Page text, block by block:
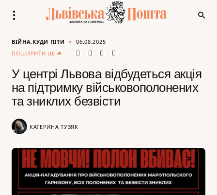
ВІЙНА КУДИ ПІТИ
06.08.2025
ПОШИРИТИ ЦЕ
У центрі Львова відбудеться акція
на підтримку військовополонених
та зниклих безвісти
КАТЕРИНА ТУЗЯК